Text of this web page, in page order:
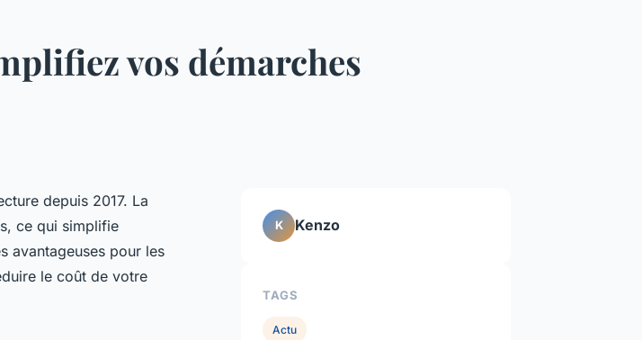
vos démarches
depuis 2017. La
ce qui simplifie
avantageuses pour les
le coût de votre
K Kenzo
TAGS
Actu